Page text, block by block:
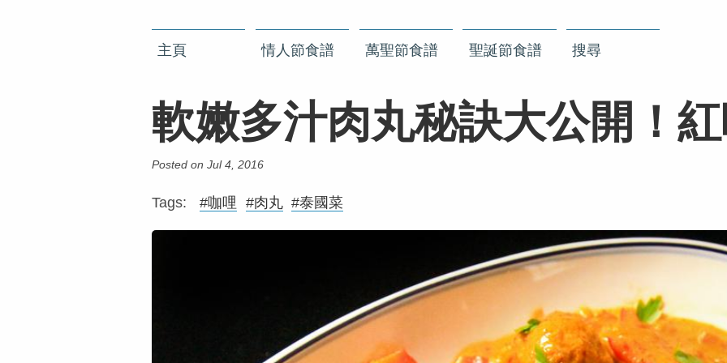
主頁 情人節食譜 萬聖節食譜 聖誕節食譜 搜尋
軟嫩多汁肉丸秘訣大公開！
Posted on Jul 4, 2016
Tags: #咖哩 #肉丸 #泰國菜